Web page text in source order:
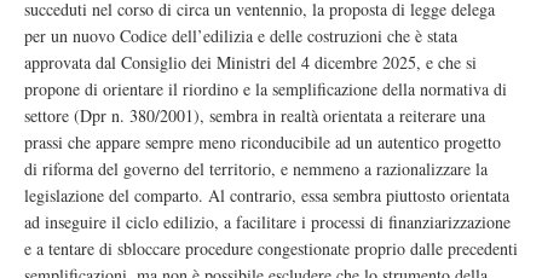
succeduti nel corso di circa un ventennio, la proposta di legge delega
per un nuovo Codice dell’edilizia e delle costruzioni che è stata
approvata dal Consiglio dei Ministri del 4 dicembre 2025, e che si
propone di orientare il riordino e la semplificazione della normativa di
settore (Dpr n. 380/2001), sembra in realtà orientata a reiterare una
prassi che appare sempre meno riconducibile ad un autentico progetto
di riforma del governo del territorio, e nemmeno a razionalizzare la
legislazione del comparto. Al contrario, essa sembra piuttosto orientata
ad inseguire il ciclo edilizio, a facilitare i processi di finanziarizzazione
e a tentare di sbloccare procedure congestionate proprio dalle precedenti